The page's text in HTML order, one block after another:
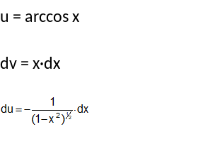
u = arccos x
dv = x·dx